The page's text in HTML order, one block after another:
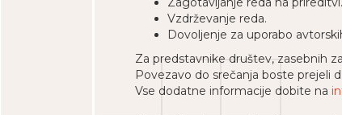
Vzdrževanje reda.
Dovoljenje za uporabo
Za predstavnike društev, zasebnih
Povezavo do srečanja boste prejeli
Vse dodatne informacije dobite na